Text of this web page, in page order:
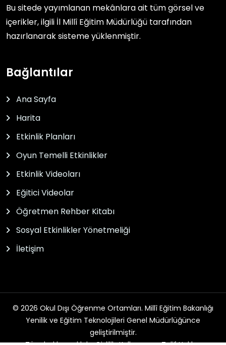
Bu sitede yayımlanan mekânlara ait tüm görsel ve
içerikler, ilgili İl Millî Eğitim Müdürlüğü tarafından
hazırlanarak sisteme yüklenmiştir.
Bağlantılar
Ana Sayfa
Harita
Etkinlik Planları
Oyun Temelli Etkinlikler
Etkinlik Videoları
Eğitici Videolar
Öğretmen Rehber Kitabı
Sosyal Etkinlikler Yönetmeliği
İletişim
© 2026 Okul Dışı Öğrenme Ortamları. Millî Eğitim Bakanlığı
Yenilik ve Eğitim Teknolojileri Genel Müdürlüğünce
geliştirilmiştir.